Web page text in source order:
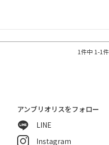
1件中 1-1
アンブリオリスをフォロー
LINE
Instagram